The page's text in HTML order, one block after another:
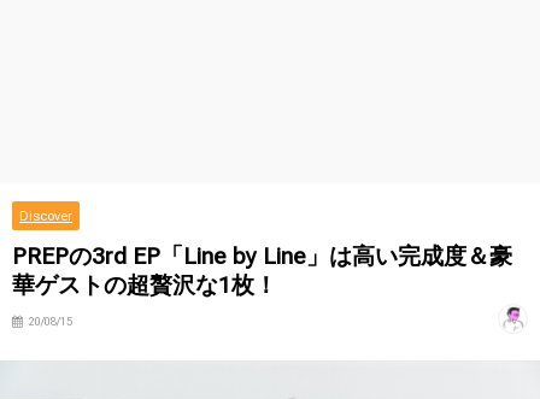
Discover
PREPの3rd EP「Line by Line」は高い完成度＆豪
華ゲストの超贅沢な1枚！
20/08/15